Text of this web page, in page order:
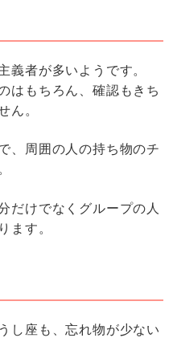
義者が多いようです。
はもちろん、確認もきち
ん。
、周囲の人の持ち物のチ
だけでなくグループの人
ます。
し座も、忘れ物が少ない